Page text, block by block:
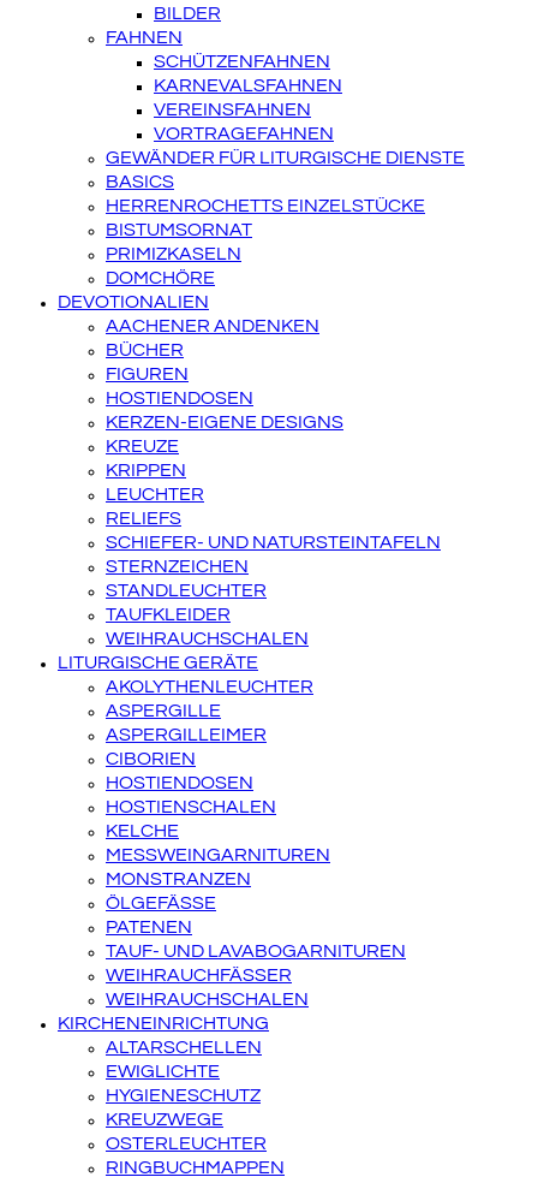
BILDER
FAHNEN
SCHÜTZENFAHNEN
KARNEVALSFAHNEN
VEREINSFAHNEN
VORTRAGEFAHNEN
GEWÄNDER FÜR LITURGISCHE DIENSTE
BASICS
HERRENROCHETTS EINZELSTÜCKE
BISTUMSORNAT
PRIMIZKASELN
DOMCHÖRE
DEVOTIONALIEN
AACHENER ANDENKEN
BÜCHER
FIGUREN
HOSTIENDOSEN
KERZEN-EIGENE DESIGNS
KREUZE
KRIPPEN
LEUCHTER
RELIEFS
SCHIEFER- UND NATURSTEINTAFELN
STERNZEICHEN
STANDLEUCHTER
TAUFKLEIDER
WEIHRAUCHSCHALEN
LITURGISCHE GERÄTE
AKOLYTHENLEUCHTER
ASPERGILLE
ASPERGILLEIMER
CIBORIEN
HOSTIENDOSEN
HOSTIENSCHALEN
KELCHE
MESSWEINGARNITUREN
MONSTRANZEN
ÖLGEFÄSSE
PATENEN
TAUF- UND LAVABOGARNITUREN
WEIHRAUCHFÄSSER
WEIHRAUCHSCHALEN
KIRCHENEINRICHTUNG
ALTARSCHELLEN
EWIGLICHTE
HYGIENESCHUTZ
KREUZWEGE
OSTERLEUCHTER
RINGBUCHMAPPEN